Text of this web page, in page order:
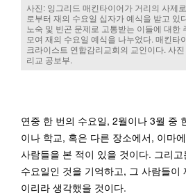
사진: 잉그리드 매킨타이어가 거리의 사제
로부터 재의 수요일 십자가 예식을 받고 있
노숙 및 빈곤 문제로 고통받는 이들에 대한
모여 재의 수요일 예식을 나누었다. 매킨타
크라이스트 연합감리교회의 교인이다. 사
리교 공보부.
연중 한 번의 수요일, 2월이나 3월 중
이나 학교, 혹은 다른 장소에서, 이마
사람들을 본 적이 있을 것이다. 그리
수요일인 것을 기억하고, 그 사람들이
이리라 생각했을 것이다.